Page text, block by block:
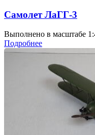
Самолет ЛаГГ-3
Выполнено в масштабе
Подробнее